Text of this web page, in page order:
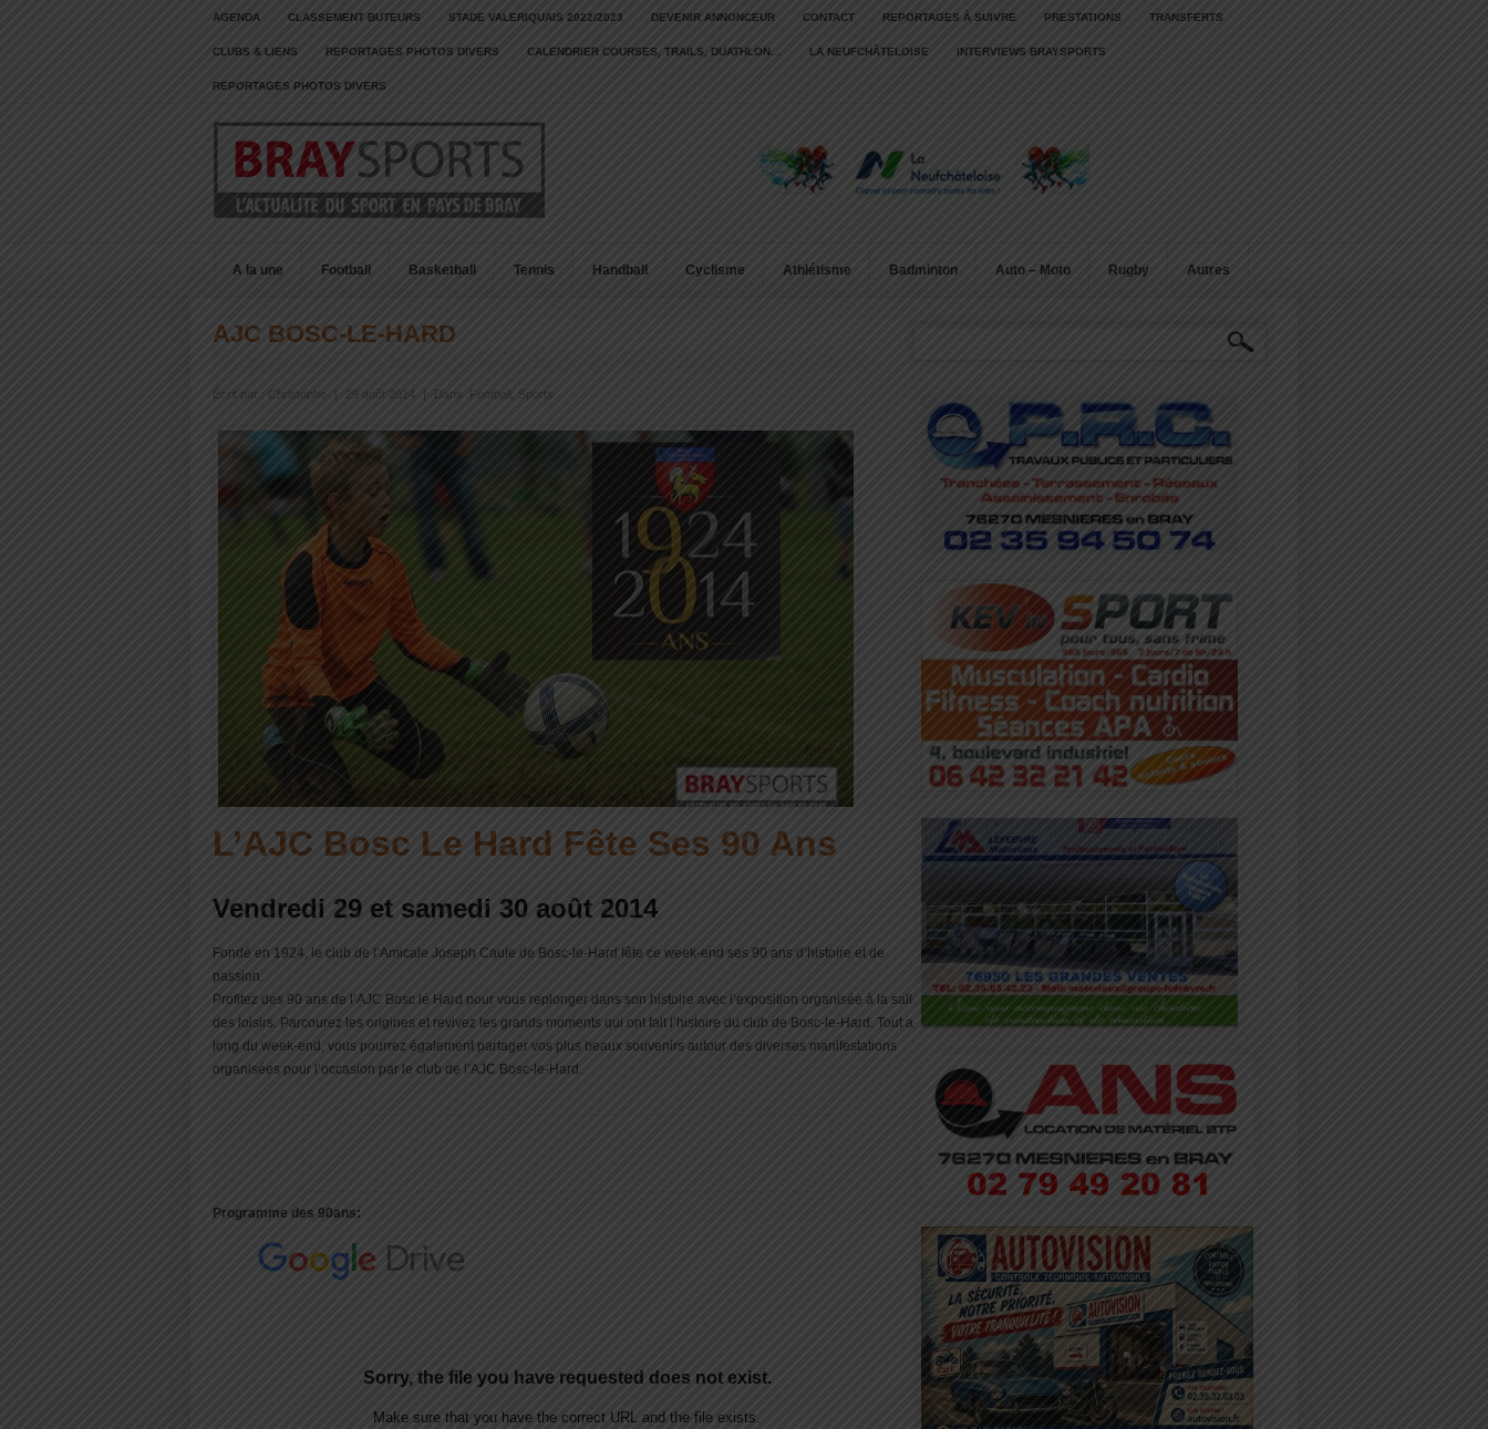
AGENDA CLASSEMENT BUTEURS STADE VALERIQUAIS 2022/2023 DEVENIR ANNONCEUR CONTACT REPORTAGES À SUIVRE PRESTATIONS TRANSFERTS
CLUBS & LIENS REPORTAGES PHOTOS DIVERS CALENDRIER COURSES, TRAILS, DUATHLON… LA NEUFCHÂTELOISE INTERVIEWS BRAYSPORTS
REPORTAGES PHOTOS DIVERS
A la une Football Basketball Tennis Handball Cyclisme Athlétisme Badminton Auto – Moto Rugby Autres
AJC BOSC-LE-HARD
Écrit par : Christophe 29 août 2014 Dans : Football Sports
L’AJC Bosc Le Hard Fête Ses 90 Ans
Vendredi 29 et samedi 30 août 2014
Fondé en 1924, le club de l’Amicale Joseph Caule de Bosc-le-Hard fête ce week-end ses 90 ans d’histoire et de
passion.
Profitez des 90 ans de l’AJC Bosc le Hard pour vous replonger dans son histoire avec l’exposition organisée à la salle
des loisirs. Parcourez les origines et revivez les grands moments qui ont fait l’histoire du club de Bosc-le-Hard. Tout au
long du week-end, vous pourrez également partager vos plus beaux souvenirs autour des diverses manifestations
organisées pour l’occasion par le club de l’AJC Bosc-le-Hard.
Programme des 90ans: